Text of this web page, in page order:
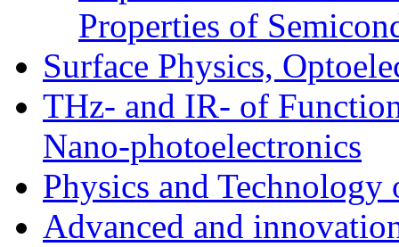
Properties of
Surface Physics,
THz- and IR- of
Nano-photoelectronics
Physics and Technology
Advanced and